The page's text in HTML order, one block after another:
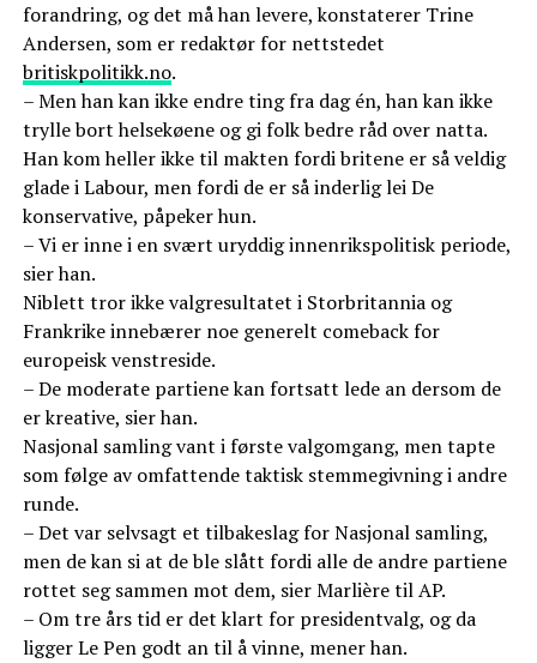
forandring, og det må han levere, konstaterer Trine
Andersen, som er redaktør for nettstedet
britiskpolitikk.no.
– Men han kan ikke endre ting fra dag én, han kan ikke
trylle bort helsekøene og gi folk bedre råd over natta.
Han kom heller ikke til makten fordi britene er så veldig
glade i Labour, men fordi de er så inderlig lei De
konservative, påpeker hun.
– Vi er inne i en svært uryddig innenrikspolitisk periode,
sier han.
Niblett tror ikke valgresultatet i Storbritannia og
Frankrike innebærer noe generelt comeback for
europeisk venstreside.
– De moderate partiene kan fortsatt lede an dersom de
er kreative, sier han.
Nasjonal samling vant i første valgomgang, men tapte
som følge av omfattende taktisk stemmegivning i andre
runde.
– Det var selvsagt et tilbakeslag for Nasjonal samling,
men de kan si at de ble slått fordi alle de andre partiene
rottet seg sammen mot dem, sier Marlière til AP.
– Om tre års tid er det klart for presidentvalg, og da
ligger Le Pen godt an til å vinne, mener han.